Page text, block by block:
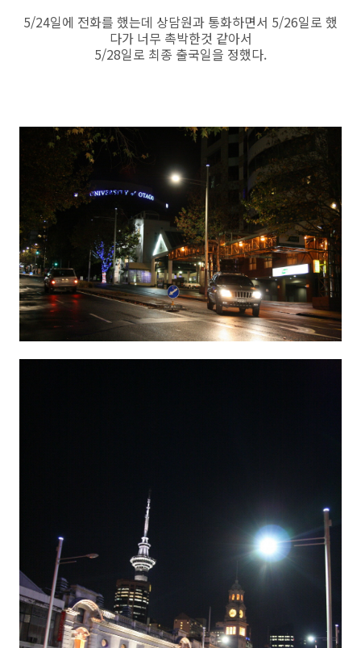
5/24일에 전화를 했는데 상담원과 통화하면서 5/26일로 했
다가 너무 촉박한것 같아서
5/28일로 최종 출국일을 정했다.